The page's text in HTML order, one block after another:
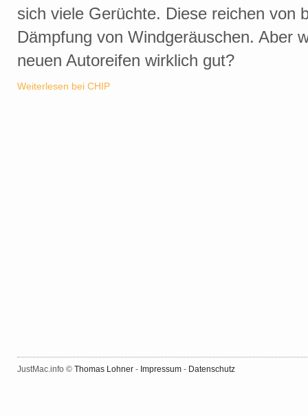
sich viele Gerüchte. Diese reichen von
Dämpfung von Windgeräuschen. Aber
neuen Autoreifen wirklich gut?
Weiterlesen bei CHIP
JustMac.info © Thomas Lohner - Impressum - Datenschutz